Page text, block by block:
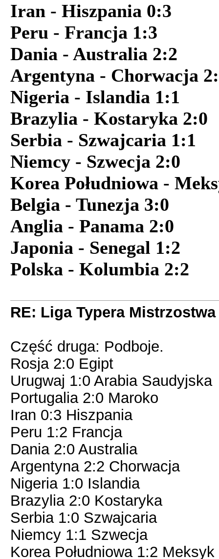
Iran - Hiszpania 0:3
Peru - Francja 1:3
Dania - Australia 2:2
Argentyna - Chorwacja
Nigeria - Islandia 1:1
Brazylia - Kostaryka 2:0
Serbia - Szwajcaria 1:1
Niemcy - Szwecja 2:0
Korea Południowa -
Belgia - Tunezja 3:0
Anglia - Panama 2:0
Japonia - Senegal 1:2
Polska - Kolumbia 2:2
RE: Liga Typera Mistrzostwa
Część druga: Podboje.
Rosja 2:0 Egipt
Urugwaj 1:0 Arabia Saudyjska
Portugalia 2:0 Maroko
Iran 0:3 Hiszpania
Peru 1:2 Francja
Dania 2:0 Australia
Argentyna 2:2 Chorwacja
Nigeria 1:0 Islandia
Brazylia 2:0 Kostaryka
Serbia 1:0 Szwajcaria
Niemcy 1:1 Szwecja
Korea Południowa 1:2 Meksyk